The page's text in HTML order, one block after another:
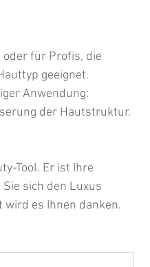
oder für Profis, die
geeignet.
Anwendung:
der Hautstruktur.
Tool. Er ist Ihre
sich den Luxus
es Ihnen danken.